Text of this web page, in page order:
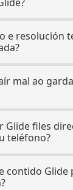
e resolución
mal ao
Glide files
teléfono?
contido Glide